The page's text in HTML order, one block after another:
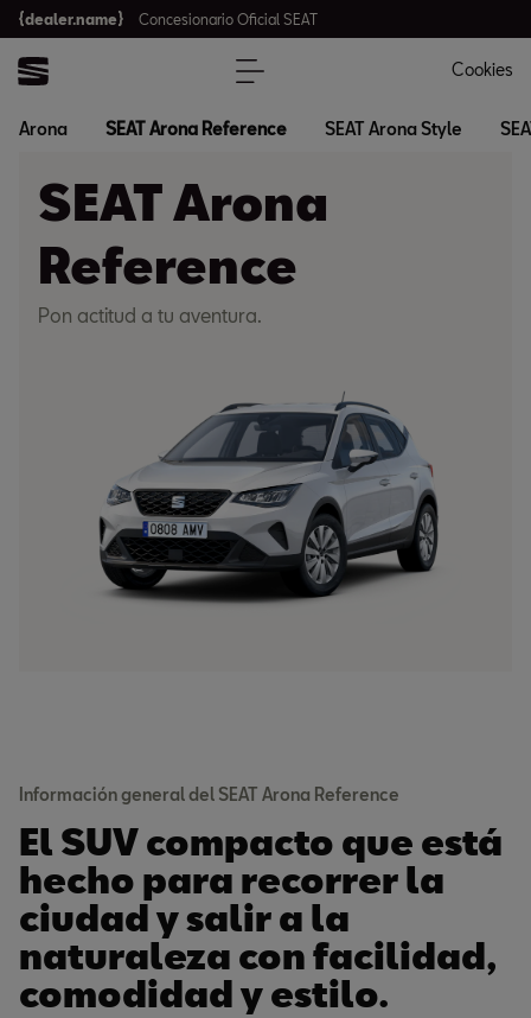
{dealer.name} Concesionario Oficial SEAT
Cookies
Arona SEAT Arona Reference SEAT Arona Style
SEAT Arona
Reference
Pon actitud a tu aventura.
Información general del SEAT Arona Reference
El SUV compacto que está
hecho para recorrer la
ciudad y salir a la
naturaleza con facilidad,
comodidad y estilo.